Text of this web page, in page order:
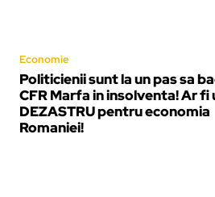
Economie
Politicienii sunt la un pas sa
CFR Marfa in insolventa! Ar fi
DEZASTRU pentru economia
Romaniei!